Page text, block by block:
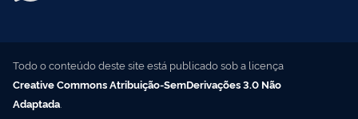
Todo o conteúdo deste site está publicado sob a licença
Creative Commons Atribuição-SemDerivações 3.0 Não
Adaptada